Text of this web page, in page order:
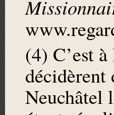
(4) C’est
décidèrent
Neuchâtel